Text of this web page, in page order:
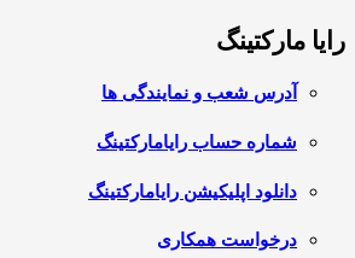
رایا مارکتینگ
آدرس شعب و نمایندگی ها
شماره حساب رایامارکتینگ
دانلود اپلیکیشن رایامارکتینگ
درخواست همکاری